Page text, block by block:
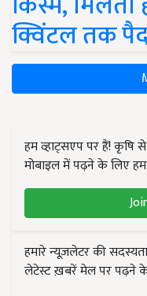
क्विंटल तक
हम व्हाट्सएप पर हैं! कृषि
मोबाइल में पढ़ने के लिए
हमारे न्यूज़लेटर की
लेटेस्ट ख़बरें मेल पर पढ़ने